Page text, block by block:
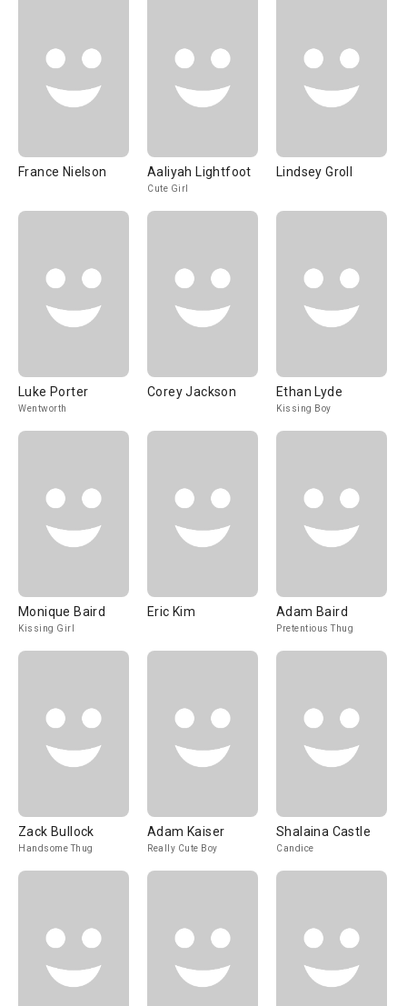
France Nielson Aaliyah Lightfoot
Cute Girl
Lindsey Groll
Luke Porter
Wentworth
Corey Jackson Ethan Lyde
Kissing Boy
Monique Baird
Kissing Girl
Eric Kim Adam Baird
Pretentious Thug
Zack Bullock
Handsome Thug
Adam Kaiser
Really Cute Boy
Shalaina Castle
Candice